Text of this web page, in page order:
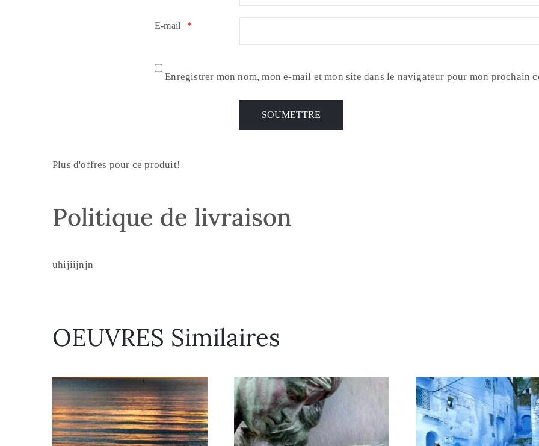
E-mail *
Enregistrer mon nom, mon e-mail et mon site dans le navigateur pour mon prochain
Plus d'offres pour ce produit!
Politique de livraison
uhijiijnjn
OEUVRES Similaires